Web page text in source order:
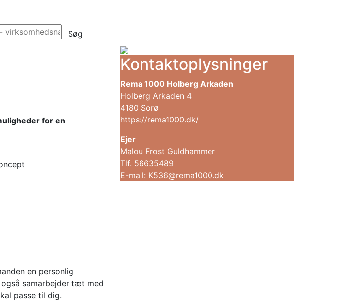
Søg
for en
en personlig
også samarbejder tæt med
passe til dig.
Kontaktoplysninger
Rema 1000 Holberg Arkaden
Holberg Arkaden 4
4180 Sorø
https://rema1000.dk/
Ejer
Malou Frost Guldhammer
Tlf. 56635489
E-mail: K536@rema1000.dk